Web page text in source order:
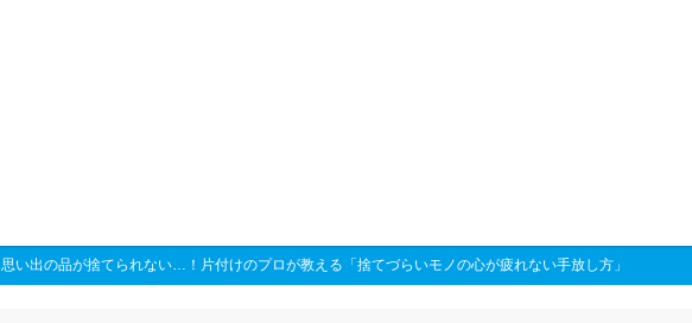
思い出の品が捨てられない…！片付けのプロが教える「捨てづらいモノの心が疲れない手放し方」